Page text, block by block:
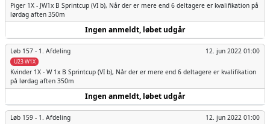
Piger 1X - JW1x B Sprintcup (VI b), Når der er mere end 6 deltagere er kvalifikation på
lørdag aften 350m
Ingen anmeldt, løbet udgår
Løb 157 - 1. Afdeling 12. jun 2022 01:00
U23 W1X
Kvinder 1X - W 1x B Sprintcup (VI b), Når der er mere end 6 deltagere er kvalifikation
på lørdag aften 350m
Ingen anmeldt, løbet udgår
Løb 159 - 1. Afdeling 12. jun 2022 01:00